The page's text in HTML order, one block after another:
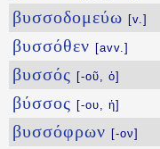
βυσσοδομεύω [v.]
βυσσόθεν [avv.]
βυσσός [-οῦ, ὁ]
βύσσος [-ου, ἡ]
βυσσόφρων [-ον]